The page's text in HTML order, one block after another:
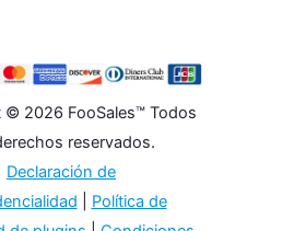
© 2026 FooSales™ Todos
reservados.
Declaración de
Política de